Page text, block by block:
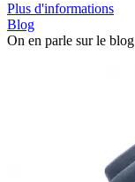
Plus d'informations
Blog
On en parle sur le blog